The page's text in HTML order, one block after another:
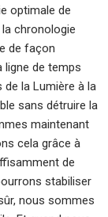
optimale de
chronologie
de façon
ligne de temps
de la Lumière à la
sans détruire la
maintenant
cela grâce à
de
stabiliser
nous sommes